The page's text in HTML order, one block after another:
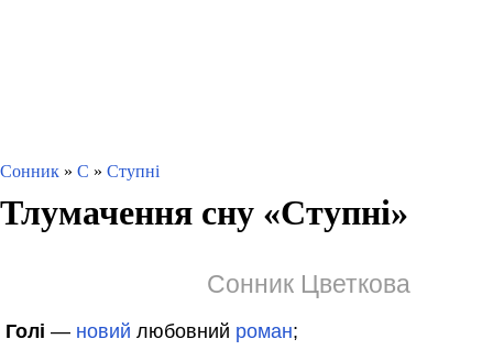
Сонник » С » Ступні
Тлумачення сну «Ступні»
Сонник Цветкова
Голі — новий любовний роман;